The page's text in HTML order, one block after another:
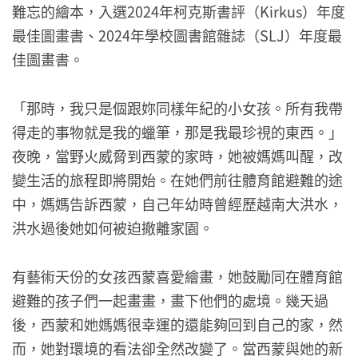
難忘的繪本，入選2024年柯克斯書評（Kirkus）年度
最佳圖畫書、2024年學校圖書館雜誌（SLJ）年度最
佳圖畫書。
「那時，我只是個跟妳同樣年紀的小女孩。所有我帶
得走的事物就是我的蠟筆，那是我最珍視的東西。」
夜晚，當野火威脅到西蒙的家時，她被媽媽叫醒，改
變生活的旅程即將開始。在她們前往體育館避難的途
中，媽媽告訴西蒙，自己年幼時曾經歷越南大洪水，
洪水過後她如何被迫撤離家園。
有藝術天份的女孩西蒙喜愛繪畫，她鼓勵同在體育館
避難的孩子們一起畫畫，畫下他們的處境。幾天過
後，西蒙和她媽媽很幸運的還能夠回到自己的家，然
而，她對環境的看法卻全然改變了。當西蒙與她的新